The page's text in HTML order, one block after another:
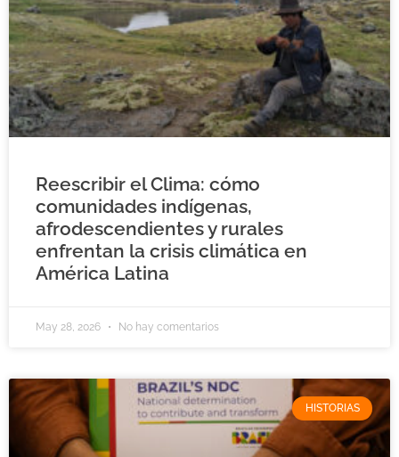
Reescribir el Clima: cómo
comunidades indígenas,
afrodescendientes y rurales
enfrentan la crisis climática en
América Latina
May 28, 2026 No hay comentarios
HISTORIAS